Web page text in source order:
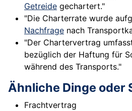
Getreide gechartert."
"Die Charterrate wurde
Nachfrage nach
"Der Chartervertrag
bezüglich der Haftung für
während des Transports."
Ähnliche Dinge oder
Frachtvertrag